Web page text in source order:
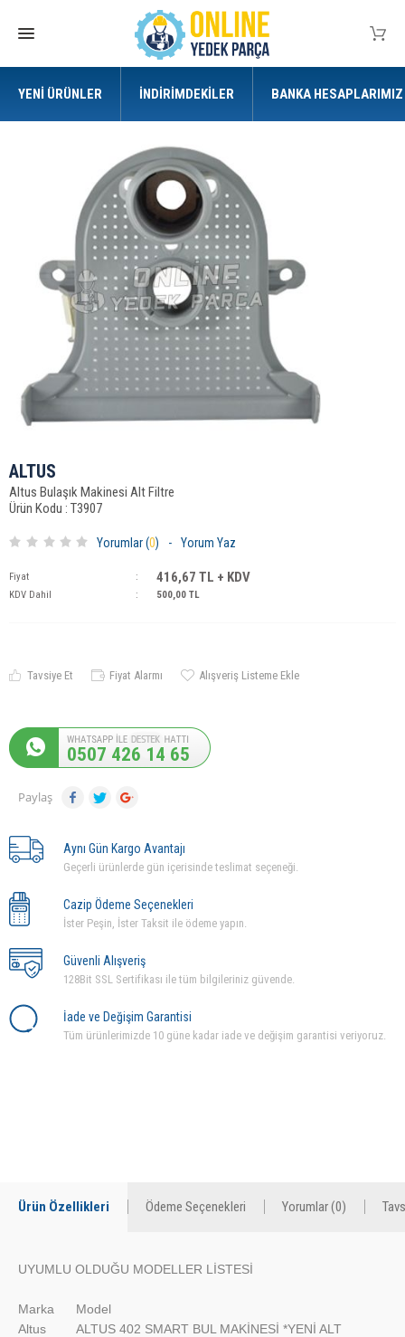
YENI ÜRÜNLER İNDIRIMDEKILER BANKA HESAPLARIMIZ
ALTUS
Altus Bulaşık Makinesi Alt Filtre
Ürün Kodu : T3907
Yorumlar (0) - Yorum Yaz
Fiyat : 416,67 TL + KDV
KDV Dahil : 500,00 TL
Tavsiye Et Fiyat Alarmı Alışveriş Listeme Ekle
0507 426 14 65
Paylaş
Aynı Gün Kargo Avantajı
Geçerli ürünlerde gün içerisinde teslimat seçeneği.
Cazip Ödeme Seçenekleri
İster Peşin, İster Taksit ile ödeme yapın.
Güvenli Alışveriş
128Bit SSL Sertifikası ile tüm bilgileriniz güvende.
İade ve Değişim Garantisi
Tüm ürünlerimizde 10 güne kadar iade ve değişim garantisi veriyoruz.
Ürün Özellikleri Ödeme Seçenekleri Yorumlar (0)
UYUMLU OLDUĞU MODELLER LİSTESİ
Marka
Model
Altus
ALTUS 402 SMART BUL MAKİNESİ *YENİ ALT